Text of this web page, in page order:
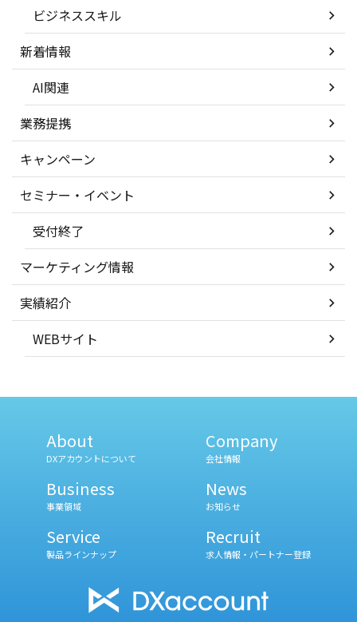
ビジネススキル
新着情報
AI関連
業務提携
キャンペーン
セミナー・イベント
受付終了
マーケティング情報
実績紹介
WEBサイト
About
DXアカウントについて
Business
事業領域
Service
製品ラインナップ
Company
会社情報
News
お知らせ
Recruit
求人情報・パートナー登録